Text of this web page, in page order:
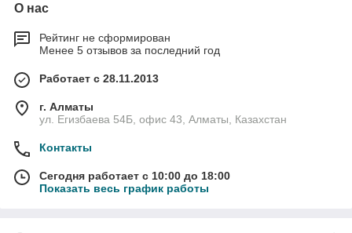
О нас
Рейтинг не сформирован
Менее 5 отзывов за последний год
Работает с 28.11.2013
г. Алматы
ул. Егизбаева 54Б, офис 43, Алматы, Казахстан
Контакты
Сегодня работает с 10:00 до 18:00
Показать весь график работы